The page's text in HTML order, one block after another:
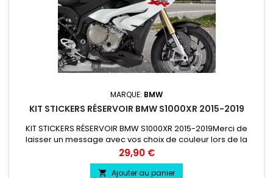
MARQUE: BMW
KIT STICKERS RÉSERVOIR BMW S1000XR 2015-2019
KIT STICKERS RÉSERVOIR BMW S1000XR 2015-2019Merci de
laisser un message avec vos choix de couleur lors de la
commande COULEUR AU CHOIX vinyle professionnel très
résistant résiste a l'eau, essence, chaleur, froid.
Prix
29,90 €
 Ajouter au panier